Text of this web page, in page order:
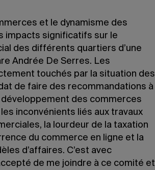
et le dynamisme des
impacts significatifs sur le
des différents quartiers d’une
Andrée De Serres. Les
touchés par la situation des
de faire des recommandations à
développement des commerces
inconvénients liés aux travaux
la lourdeur de la taxation
du commerce en ligne et la
d’affaires. C’est avec
de me joindre à ce comité et